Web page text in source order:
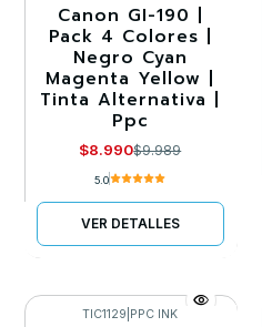
-10%
Agotado
Canon GI-190 |
Pack 4 Colores |
Negro Cyan
Magenta Yellow |
Tinta Alternativa |
Ppc
$8.990$9.989
5.0
VER DETALLES
TIC1129 PPC INK